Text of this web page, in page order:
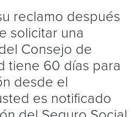
reclamo después
solicitar una
Consejo de
tiene 60 días para
desde el
es notificado